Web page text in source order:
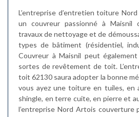
L’entreprise d’entretien toiture
un couvreur passionné à Maisnil
travaux de nettoyage et de
types de bâtiment (résidentiel,
Couvreur à Maisnil peut
sortes de revêtement de toit.
toit 62130 saura adopter la bonne
vous ayez une toiture en tuiles, en
shingle, en terre cuite, en pierre et
l’entreprise Nord Artois couverture